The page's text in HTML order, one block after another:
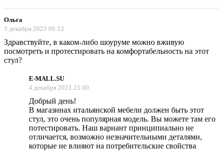
Ольга
3 декабря 2023 00:12
Здравствуйте, в каком-либо шоуруме можно вживую
посмотреть и протестировать на комфортабельность на этот
стул?
E-MALL.SU
4 декабря 2023 23:00
Добрый день!
В магазинах итальянской мебели должен быть этот
стул, это очень популярная модель. Вы можете там его
потестировать. Наш вариант принципиально не
отличается, возможно незначительными деталями,
которые не влияют на потребительские свойства